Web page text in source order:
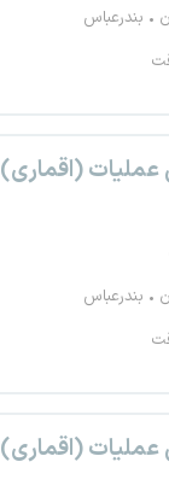
بندرعباس
(اقماری)
بندرعباس
(اقماری)